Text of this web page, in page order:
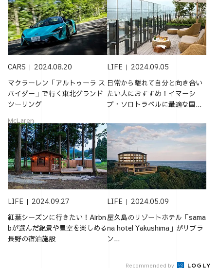
CARS 2024.08.20
マクラーレン「アルトゥーラ ス
パイダー」で行く東北グランド
ツーリング
McLaren
LIFE 2024.09.05
日常から離れて自分と向き合い
たい人におすすめ！イマーシ
ブ・ソロトラベルに最適な国...
LIFE 2024.09.27
紅葉シーズンに行きたい！Airbn
bが選んだ絶景や星空を楽しめる
長野の宿泊施設
LIFE 2024.05.09
屋久島のリゾートホテル「sama
na hotel Yakushima」がリブラ
ン...
Recommended by